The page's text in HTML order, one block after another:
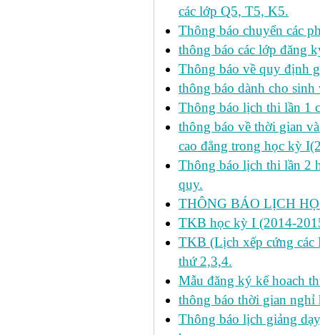
các lớp Q5, T5, K5.
Thông báo chuyển các
thông báo các lớp đăng
Thông báo về quy định
thông báo dành cho
Thông báo lịch thi lần 1
thông báo về thời gian
cao đẳng trong học kỳ
Thông báo lịch thi lần 2
quy.
THÔNG BÁO LỊCH
TKB học kỳ I (2014-
TKB (Lịch xếp cứng các
thứ 2,3,4.
Mẫu đăng ký kế hoach
thông báo thời gian
Thông báo lịch giảng